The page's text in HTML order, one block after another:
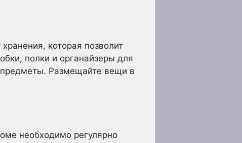
которая позволит
полки и органайзеры для
Размещайте вещи в
необходимо регулярно